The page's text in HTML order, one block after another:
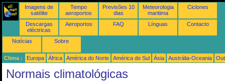
Imagens de
satélite
Tempo
aeroportos
Previsões 10
dias
Meteorologia
maritima
Ciclones
Descargas
eléctricas
Aeroportos FAQ Línguas Contacto
Notícias Sobre
Clima : Europa África América do Norte América do Sul Ásia Austrália-Oceania
Normais climatológicas